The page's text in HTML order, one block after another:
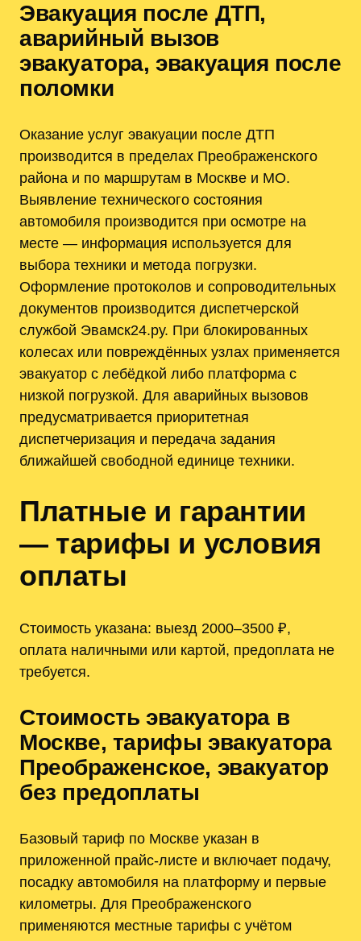
Эвакуация после ДТП,
аварийный вызов
эвакуатора, эвакуация после
поломки
Оказание услуг эвакуации после ДТП
производится в пределах Преображенского
района и по маршрутам в Москве и МО.
Выявление технического состояния
автомобиля производится при осмотре на
месте — информация используется для
выбора техники и метода погрузки.
Оформление протоколов и сопроводительных
документов производится диспетчерской
службой Эвамск24.ру. При блокированных
колесах или повреждённых узлах применяется
эвакуатор с лебёдкой либо платформа с
низкой погрузкой. Для аварийных вызовов
предусматривается приоритетная
диспетчеризация и передача задания
ближайшей свободной единице техники.
Платные и гарантии
— тарифы и условия
оплаты
Стоимость указана: выезд 2000–3500 ₽,
оплата наличными или картой, предоплата не
требуется.
Стоимость эвакуатора в
Москве, тарифы эвакуатора
Преображенское, эвакуатор
без предоплаты
Базовый тариф по Москве указан в
приложенной прайс-листе и включает подачу,
посадку автомобиля на платформу и первые
километры. Для Преображенского
применяются местные тарифы с учётом